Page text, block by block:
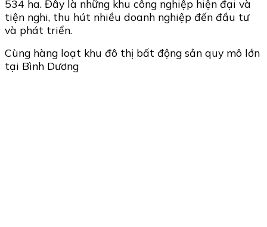
534 ha. Đây là những khu công nghiệp hiện đại và
tiện nghi, thu hút nhiều doanh nghiệp đến đầu tư
và phát triển.
Cùng hàng loạt khu đô thị bất động sản quy mô lớn
tại Bình Dương